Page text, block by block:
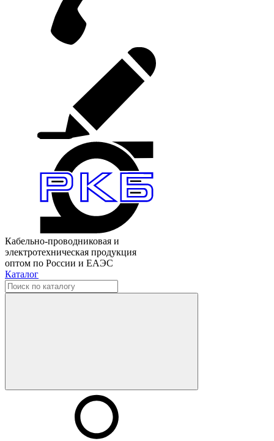
Кабельно-проводниковая и
электротехническая продукция
оптом по России и ЕАЭС
Каталог